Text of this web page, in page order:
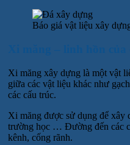
Báo giá vật liệu xây
Xi măng xây dựng là một vật
giữa các vật liệu khác như
các cấu trúc.
Xi măng được sử dụng để xây
trường học … Đường đến các
kênh, cống rãnh.